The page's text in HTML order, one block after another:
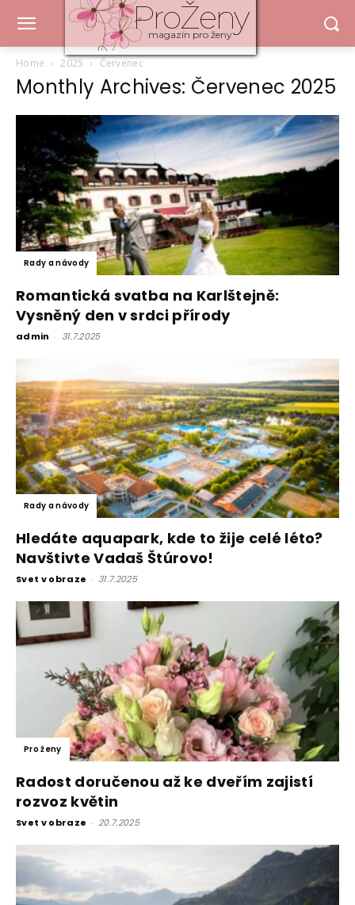
ProŽeny
magazín pro ženy
Home 2025 Červenec
Monthly Archives: Červenec 2025
Rady a návody
Romantická svatba na Karlštejně:
Vysněný den v srdci přírody
admin - 31.7.2025
Rady a návody
Hledáte aquapark, kde to žije celé léto?
Navštivte Vadaš Štúrovo!
Svet v obraze - 31.7.2025
Pro ženy
Radost doručenou až ke dveřím zajistí
rozvoz květin
Svet v obraze - 20.7.2025